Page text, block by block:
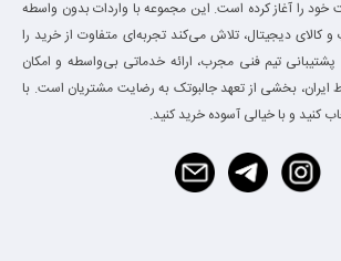
خود را آغاز کرده است. این مجموعه با واردات بدون واسطه
دیجیتال، تلاش می‌کند تجربه‌ای متفاوت از خرید را
پشتیبانی تیم فنی مجرب، ارائه خدماتی بی‌واسطه و امکان
ایران، بخشی از تعهد جالبوتک به رضایت مشتریان است. با
کنید و با خیالی آسوده خرید کنید.